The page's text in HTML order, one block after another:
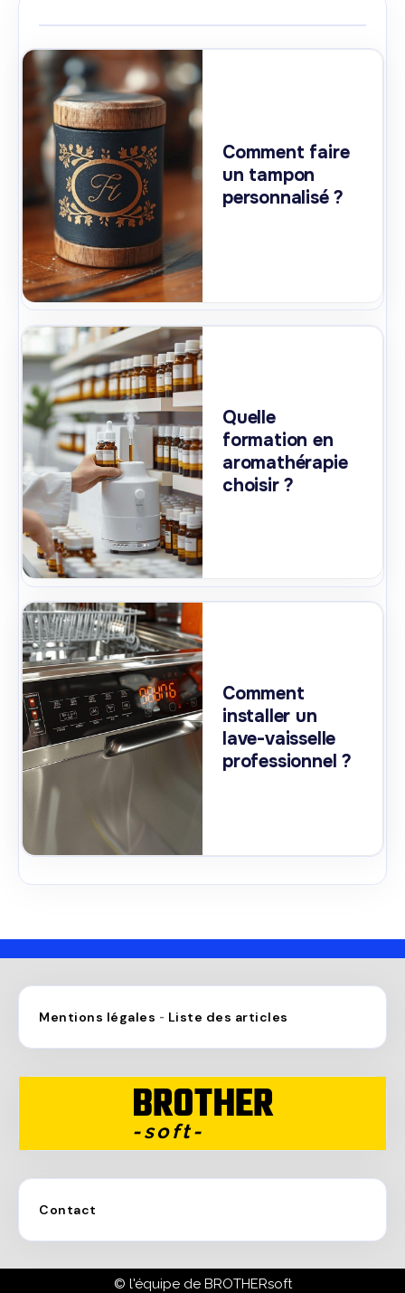
Comment faire
un tampon
personnalisé ?
Quelle
formation en
aromathérapie
choisir ?
Comment
installer un
lave-vaisselle
professionnel ?
Mentions légales - Liste des articles
BROTHER
-soft-
Contact
© l'équipe de BROTHERsoft